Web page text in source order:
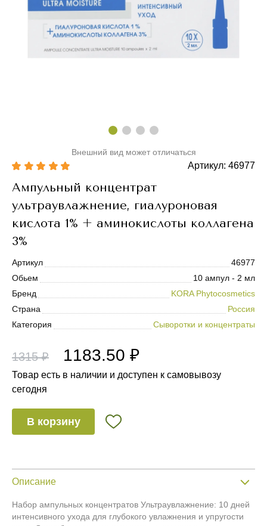
Внешний вид может отличаться
Артикул: 46977
Ампульный концентрат
ультраувлажнение, гиалуроновая
кислота 1% + аминокислоты коллагена
3%
Артикул
46977
Обьем
10 ампул - 2 мл
Бренд
KORA Phytocosmetics
Страна
Россия
Категория
Сыворотки и концентраты
1315 ₽ 1183.50 ₽
Товар есть в наличии и доступен к самовывозу
сегодня
В корзину
Описание
Набор ампульных концентратов Ультраувлажнение: 10 дней
интенсивного ухода для глубокого увлажнения и упругости